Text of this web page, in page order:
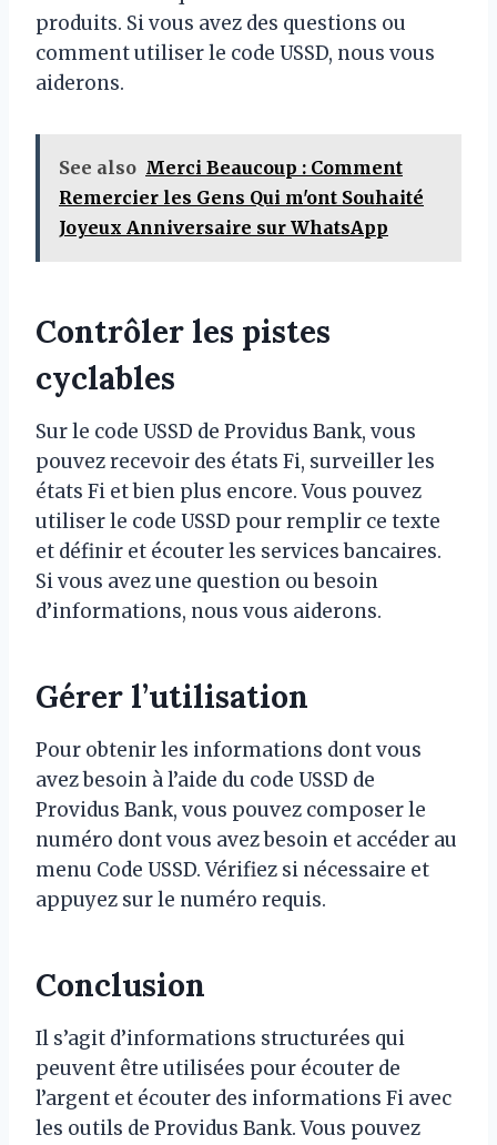
produits. Si vous avez des questions ou
comment utiliser le code USSD, nous vous
aiderons.
See also Merci Beaucoup : Comment
Remercier les Gens Qui m'ont Souhaité
Joyeux Anniversaire sur WhatsApp
Contrôler les pistes
cyclables
Sur le code USSD de Providus Bank, vous
pouvez recevoir des états Fi, surveiller les
états Fi et bien plus encore. Vous pouvez
utiliser le code USSD pour remplir ce texte
et définir et écouter les services bancaires.
Si vous avez une question ou besoin
d’informations, nous vous aiderons.
Gérer l’utilisation
Pour obtenir les informations dont vous
avez besoin à l’aide du code USSD de
Providus Bank, vous pouvez composer le
numéro dont vous avez besoin et accéder au
menu Code USSD. Vérifiez si nécessaire et
appuyez sur le numéro requis.
Conclusion
Il s’agit d’informations structurées qui
peuvent être utilisées pour écouter de
l’argent et écouter des informations Fi avec
les outils de Providus Bank. Vous pouvez